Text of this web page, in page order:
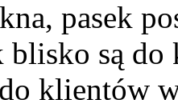
pasek
blisko są
klientów